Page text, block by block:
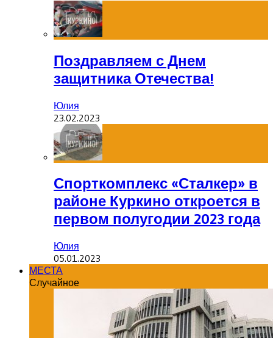
Поздравляем с Днем
защитника Отечества!
Юлия
23.02.2023
Спорткомплекс «Сталкер» в
районе Куркино откроется в
первом полугодии 2023 года
Юлия
05.01.2023
МЕСТА
Случайное